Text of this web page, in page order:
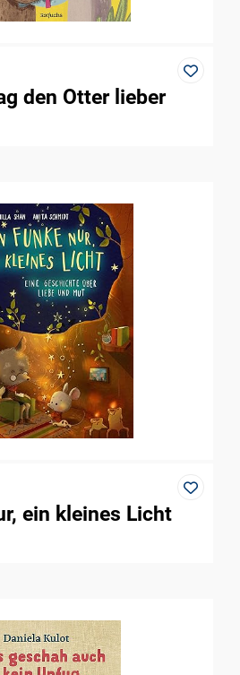
den Otter lieber
ein kleines Licht